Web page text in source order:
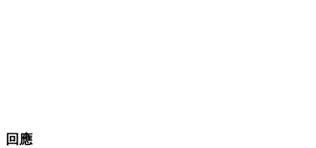
回應